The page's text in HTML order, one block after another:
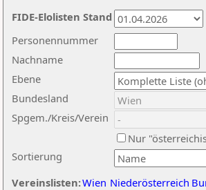
Nachname
Ebene
Sortierung
Personennummer
Bundesland
Spgem./Kreis/Verein
Nur
Vereinslisten:Wien Niederösterreich
FIDE-Elolisten Stand